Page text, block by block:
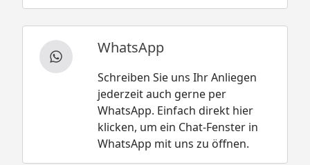
WhatsApp
Schreiben Sie uns Ihr Anliegen
jederzeit auch gerne per
WhatsApp. Einfach direkt hier
klicken, um ein Chat-Fenster in
WhatsApp mit uns zu öffnen.